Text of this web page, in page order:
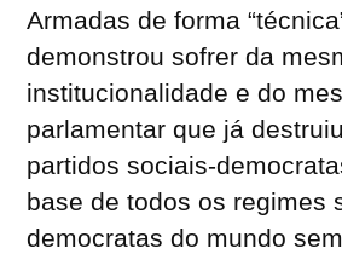
Armadas de forma
demonstrou sofrer da
institucionalidade e do
parlamentar que já
partidos sociais-
base de todos os regimes
democratas do mundo